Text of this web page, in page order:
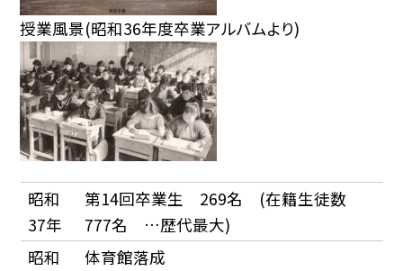
授業風景(昭和36年度卒業アルバムより)
昭和
37年
第14回卒業生 269名 (在籍生徒数
777名 …歴代最大)
昭和
体育館落成